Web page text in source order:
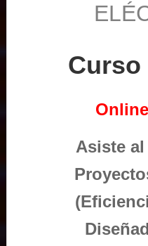
Curso
Asiste